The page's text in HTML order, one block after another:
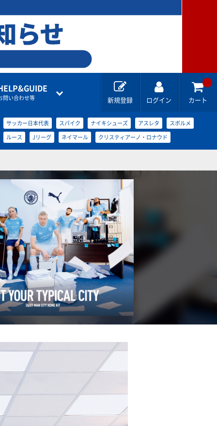
問い合わせ等 新規登録 ログイン カート
サッカー日本代表 スパイク ナイキシューズ アスレタ スボルメ
ルース Jリーグ ネイマール クリスティアーノ・ロナウド